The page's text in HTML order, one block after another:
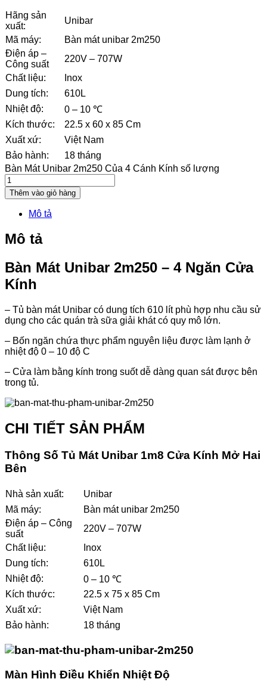
Hãng sản
xuất:
Unibar
Mã máy:
Bàn mát unibar 2m250
Điện áp –
Công suất
220V – 707W
Chất liệu:
Inox
Dung tích:
610L
Nhiệt độ:
0 – 10 ℃
Kích thước:
22.5 x 60 x 85 Cm
Xuất xứ:
Việt Nam
Bảo hành:
18 tháng
Bàn Mát Unibar 2m250 Của 4 Cánh Kính số lượng
Thêm vào giỏ hàng
Mô tả
Mô tả
Bàn Mát Unibar 2m250 – 4 Ngăn Cửa
Kính
– Tủ bàn mát Unibar có dung tích 610 lít phù hợp nhu cầu sử
dụng cho các quán trà sữa giải khát có quy mô lớn.
– Bốn ngăn chứa thực phẩm nguyên liệu được làm lạnh ở
nhiệt độ 0 – 10 độ C
– Cửa làm bằng kính trong suốt dễ dàng quan sát được bên
trong tủ.
CHI TIẾT SẢN PHẨM
Thông Số Tủ Mát Unibar 1m8 Cửa Kính Mở Hai
Bên
Nhà sản xuất:
Unibar
Mã máy:
Bàn mát unibar 2m250
Điện áp – Công
suất
220V – 707W
Chất liệu:
Inox
Dung tích:
610L
Nhiệt độ:
0 – 10 ℃
Kích thước:
22.5 x 75 x 85 Cm
Xuất xứ:
Việt Nam
Bảo hành:
18 tháng
Màn Hình Điều Khiển Nhiệt Độ